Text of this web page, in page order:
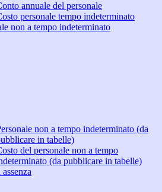
annuale del personale
personale tempo indeterminato
non a tempo indeterminato
non a tempo indeterminato (da
in tabelle)
del personale non a tempo
(da pubblicare in tabelle)